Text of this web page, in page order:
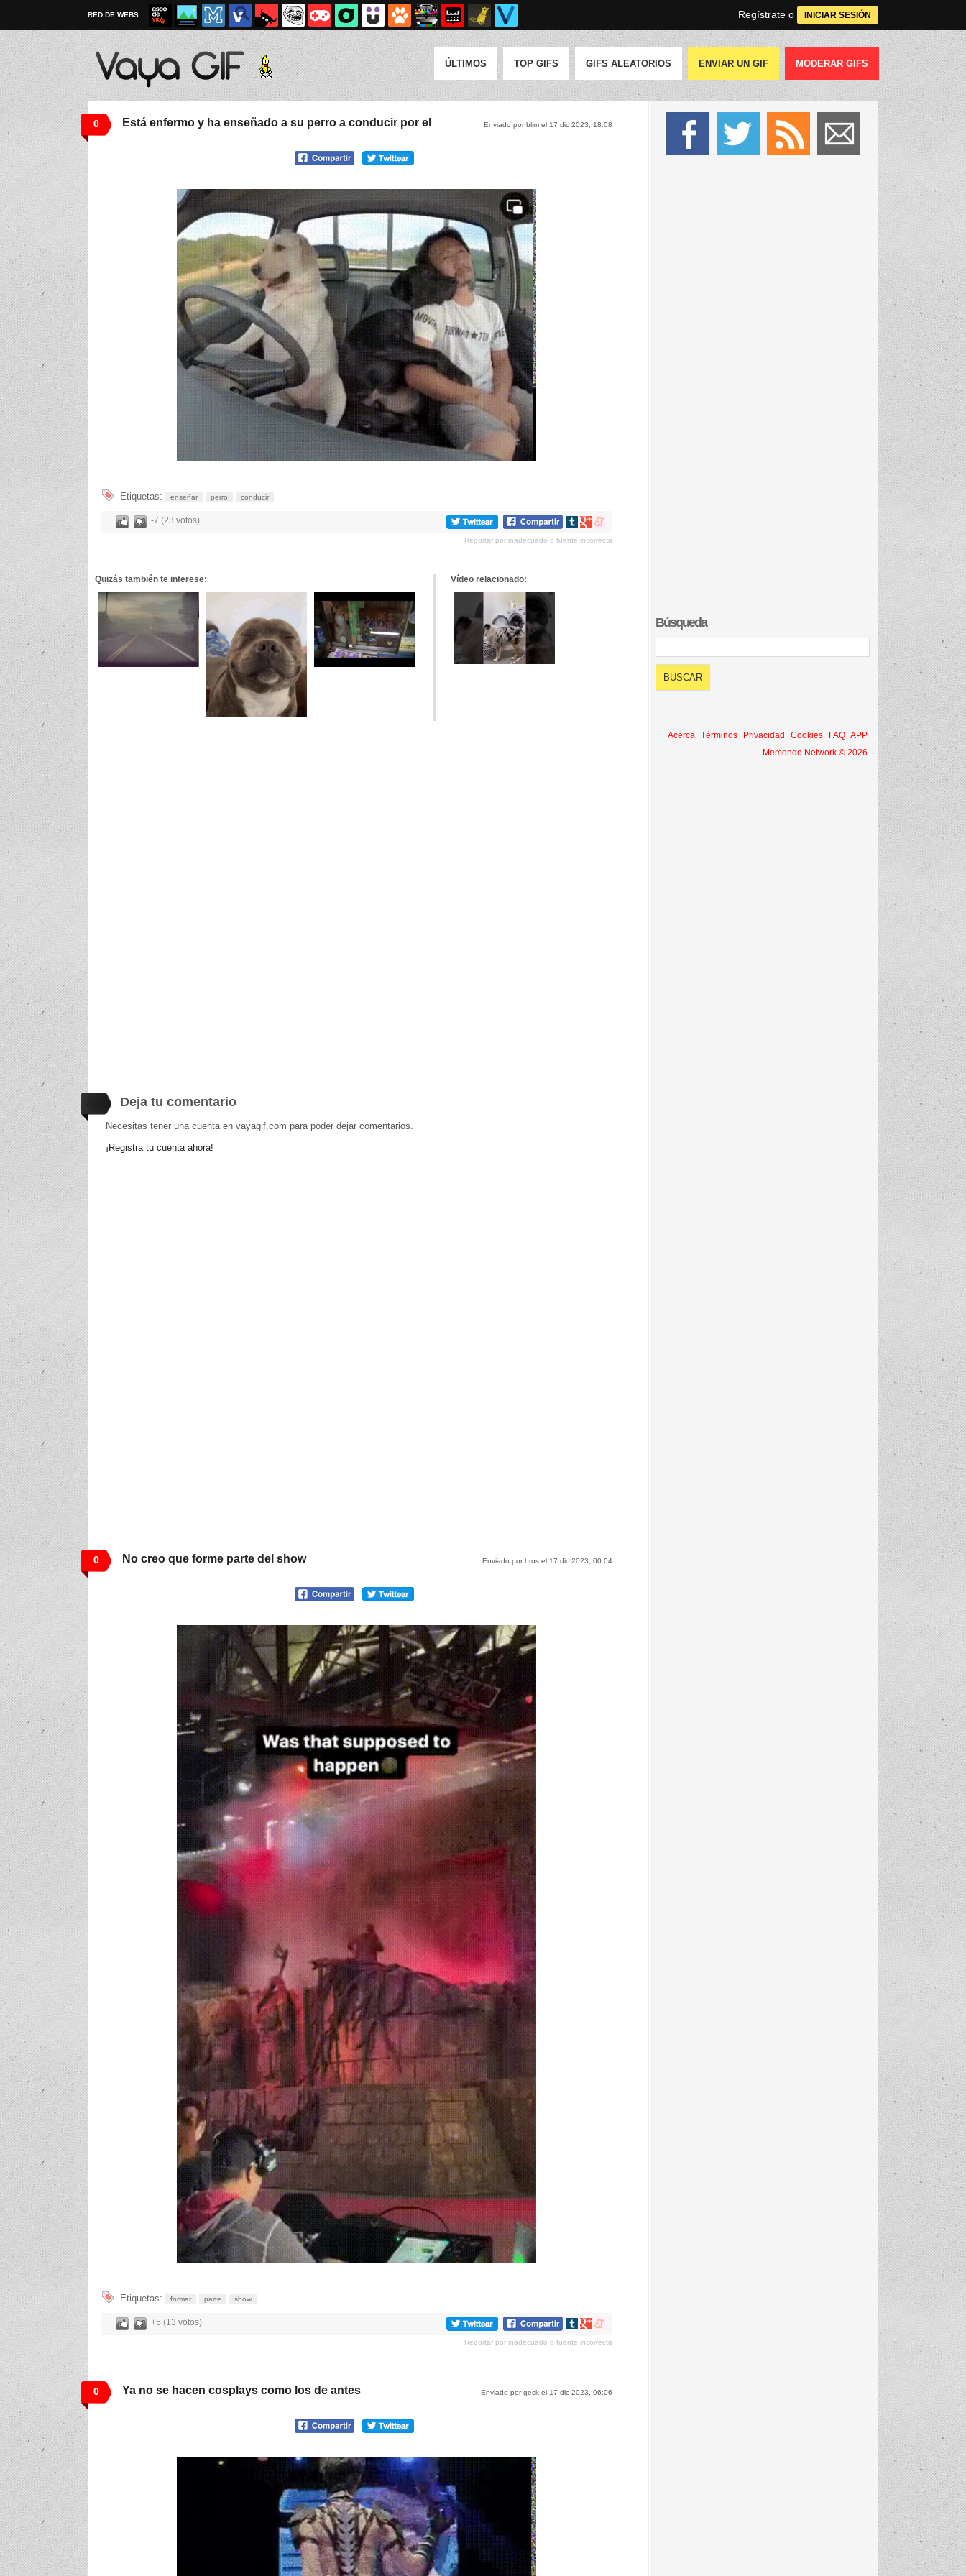
RED DE WEBS Regístrate o INICIAR SESIÓN
ÚLTIMOS TOP GIFS GIFS ALEATORIOS ENVIAR UN GIF MODERAR GIFS
0 Enviado por blim el 17 dic 2023, 18:08
Está enfermo y ha enseñado a su perro a conducir por el
Etiquetas: enseñar perro conducir
-7 (23 votos)
Compartir
tumblr
Compartir
Google+
Compartir
meneame
Reportar por inadecuado o fuente incorrecta
Quizás también te interese: Vídeo relacionado:
Deja tu comentario
Necesitas tener una cuenta en vayagif.com para poder dejar comentarios.
¡Registra tu cuenta ahora!
0 Enviado por brus el 17 dic 2023, 00:04
No creo que forme parte del show
Etiquetas: formar parte show
+5 (13 votos)
Compartir
tumblr
Compartir
Google+
Compartir
meneame
Reportar por inadecuado o fuente incorrecta
0 Enviado por gesk el 17 dic 2023, 06:06
Ya no se hacen cosplays como los de antes
Búsqueda
Acerca Términos Privacidad Cookies FAQ APP
Memondo Network © 2026